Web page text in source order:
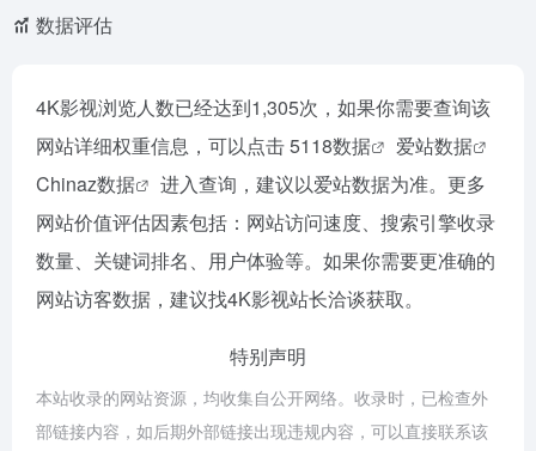
数据评估
4K影视浏览人数已经达到1,305次，如果你需要查询该
网站详细权重信息，可以点击5118数据
爱站数据
Chinaz数据
进入查询，建议以爱站数据为准。更多
网站价值评估因素包括：网站访问速度、搜索引擎收录
数量、关键词排名、用户体验等。如果你需要更准确的
网站访客数据，建议找4K影视站长洽谈获取。
特别声明
本站收录的网站资源，均收集自公开网络。收录时，已检查外
部链接内容，如后期外部链接出现违规内容，可以直接联系该